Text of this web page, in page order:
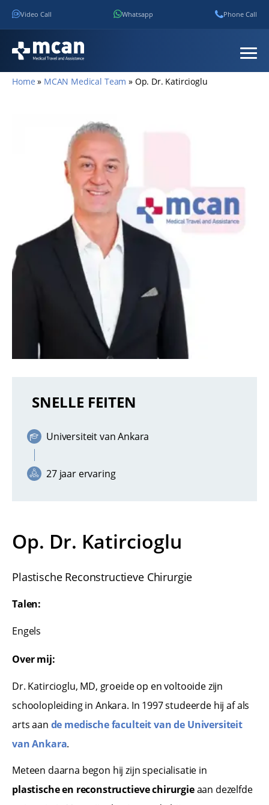
Video Call Whatsapp Phone Call
Home » MCAN Medical Team » Op. Dr. Katircioglu
SNELLE FEITEN
Universiteit van Ankara
27 jaar ervaring
Op. Dr. Katircioglu
Plastische Reconstructieve Chirurgie
Talen:
Engels
Over mij:
Dr. Katircioglu, MD, groeide op en voltooide zijn
schoolopleiding in Ankara. In 1997 studeerde hij af als
arts aan de medische faculteit van de Universiteit
van Ankara.
Meteen daarna begon hij zijn specialisatie in
plastische en reconstructieve chirurgieaan dezelfde